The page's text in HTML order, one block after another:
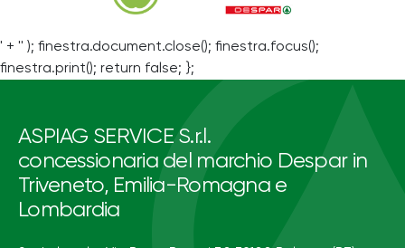
' + '' ); finestra.document.close(); finestra.focus();
finestra.print(); return false; };
ASPIAG SERVICE S.r.l.
concessionaria del marchio Despar in
Triveneto, Emilia-Romagna e
Lombardia